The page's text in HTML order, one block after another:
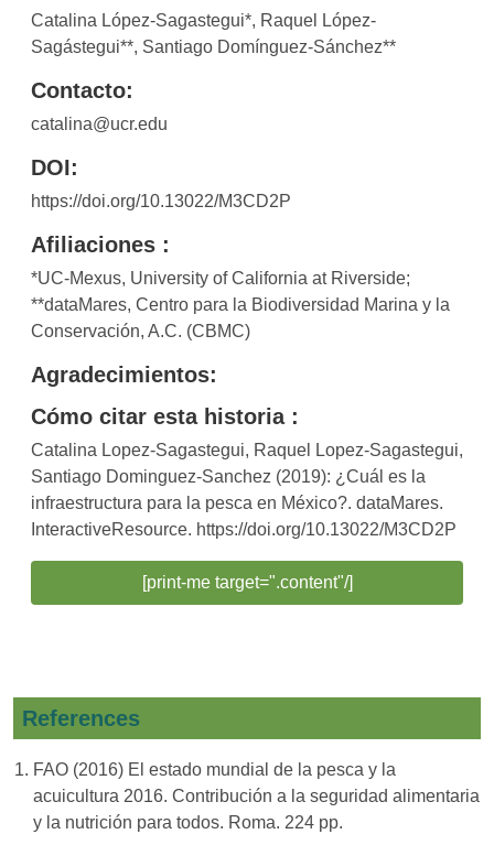
Catalina López-Sagastegui*, Raquel López-
Sagástegui**, Santiago Domínguez-Sánchez**
Contacto:
catalina@ucr.edu
DOI:
https://doi.org/10.13022/M3CD2P
Afiliaciones :
*UC-Mexus, University of California at Riverside;
**dataMares, Centro para la Biodiversidad Marina y la
Conservación, A.C. (CBMC)
Agradecimientos:
Cómo citar esta historia :
Catalina Lopez-Sagastegui, Raquel Lopez-Sagastegui,
Santiago Dominguez-Sanchez (2019): ¿Cuál es la
infraestructura para la pesca en México?. dataMares.
InteractiveResource. https://doi.org/10.13022/M3CD2P
[print-me target=".content"/]
References
FAO (2016) El estado mundial de la pesca y la
acuicultura 2016. Contribución a la seguridad alimentaria
y la nutrición para todos. Roma. 224 pp.